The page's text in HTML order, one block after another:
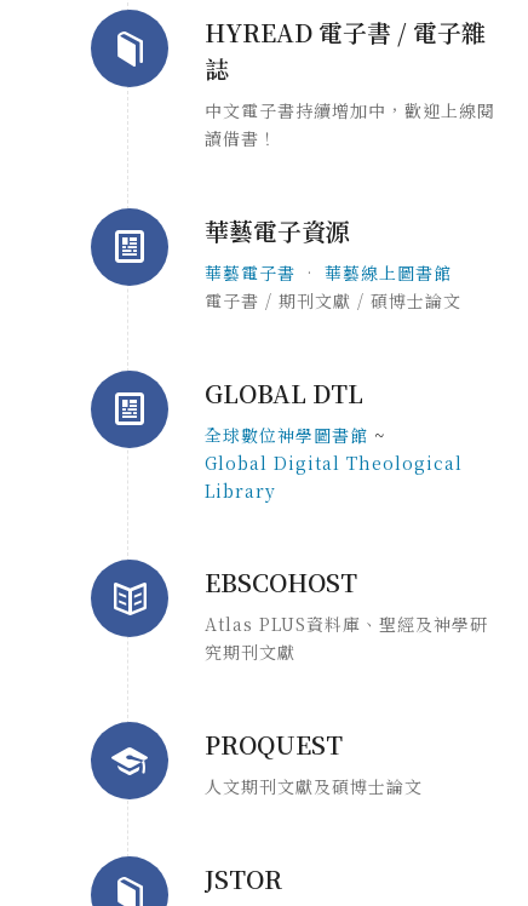
HYREAD 電子書 / 電子雜
誌
中文電子書持續增加中，歡迎上線閱
讀借書！
華藝電子資源
華藝電子書 •華藝線上圖書館
電子書 / 期刊文獻 / 碩博士論文
GLOBAL DTL
全球數位神學圖書館 ~
Global Digital Theological
Library
EBSCOHOST
Atlas PLUS資料庫、聖經及神學研
究期刊文獻
PROQUEST
人文期刊文獻及碩博士論文
JSTOR